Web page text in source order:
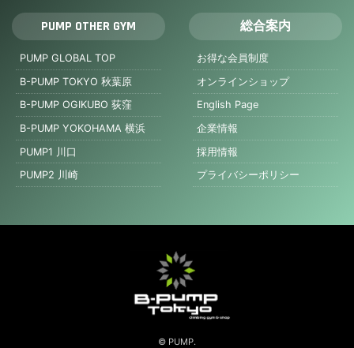
PUMP OTHER GYM
PUMP GLOBAL TOP
B-PUMP TOKYO 秋葉原
B-PUMP OGIKUBO 荻窪
B-PUMP YOKOHAMA 横浜
PUMP1 川口
PUMP2 川崎
総合案内
お得な会員制度
オンラインショップ
English Page
企業情報
採用情報
プライバシーポリシー
© PUMP.